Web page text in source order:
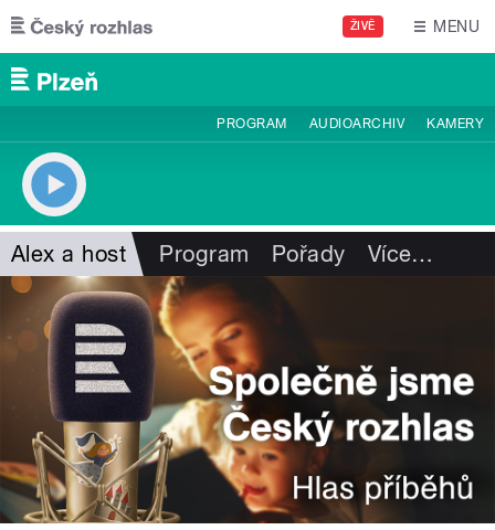
Přejít k hlavnímu obsahu
ŽIVĚ MENU
PROGRAM AUDIOARCHIV KAMERY
Alex a host Program Pořady Více…